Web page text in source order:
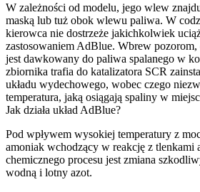
W zależności od modelu, jego wlew
maską lub tuż obok wlewu paliwa. W
kierowca nie dostrzeże jakichkolwiek
zastosowaniem AdBlue. Wbrew
jest dawkowany do paliwa spalanego w
zbiornika trafia do katalizatora SCR
układu wydechowego, wobec czego
temperatura, jaką osiągają spaliny w
Jak działa układ AdBlue?
Pod wpływem wysokiej temperatury z
amoniak wchodzący w reakcję z tlenkami
chemicznego procesu jest zmiana
wodną i lotny azot.